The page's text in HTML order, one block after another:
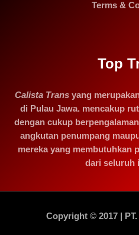
Terms &
Top
Calista Trans yang
di Pulau Jawa. mencakup
dengan cukup
angkutan penumpang
mereka yang membutuhkan
dari seluruh
Copyright © 2017 |